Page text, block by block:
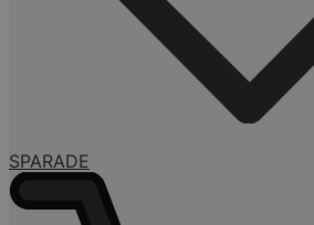
SPARADE